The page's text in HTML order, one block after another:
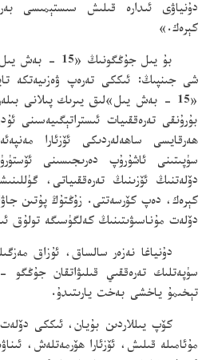
دۇنياۋى ئىدارە قىلىش سىستېمىسى
كېرەك.»
بۇ يىل
شى جىنپىڭ: ئىككى تەرەپ ۋەزىيەتكە
بۇرۇنقى تەرەققىيات ئىستراتېگىيەسىنى
ھەرقايسى ساھەلەردىكى ئۆزئارا
سۈپىتىنى ئاشۇرۇپ دەرىجىسىنى
دۆلەتنىڭ ئۆزىنىڭ تەرەققىياتى،
كېرەك، دەپ كۆرسەتتى. زۇڭتۇڭ پۇتىن
دۆلەت مۇناسىۋىتىنىڭ كەلگۈسىگە
دۇنياغا نەزەر سالساق، ئۇزاق
سۈپەتلىك تەرەققىي قىلىۋاتقان جۇڭگو
تېخىمۇ ياخشى بەخت يارىتىدۇ.
كۆپ يىللاردىن بۇيان، ئىككى دۆلەت
مۇئامىلە قىلىش، ئۆزئارا ھۆرمەتلەش،